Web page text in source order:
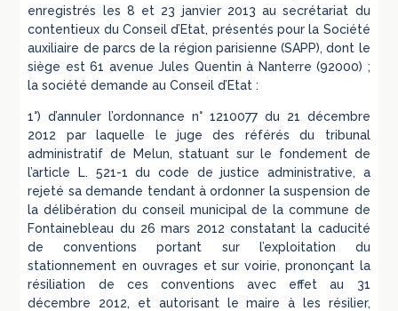
enregistrés les 8 et 23 janvier 2013 au secrétariat du
contentieux du Conseil d’Etat, présentés pour la Société
auxiliaire de parcs de la région parisienne (SAPP), dont le
siège est 61 avenue Jules Quentin à Nanterre (92000) ;
la société demande au Conseil d’Etat :
1°) d’annuler l’ordonnance n° 1210077 du 21 décembre
2012 par laquelle le juge des référés du tribunal
administratif de Melun, statuant sur le fondement de
l’article L. 521-1 du code de justice administrative, a
rejeté sa demande tendant à ordonner la suspension de
la délibération du conseil municipal de la commune de
Fontainebleau du 26 mars 2012 constatant la caducité
de conventions portant sur l’exploitation du
stationnement en ouvrages et sur voirie, prononçant la
résiliation de ces conventions avec effet au 31
décembre 2012, et autorisant le maire à les résilier,